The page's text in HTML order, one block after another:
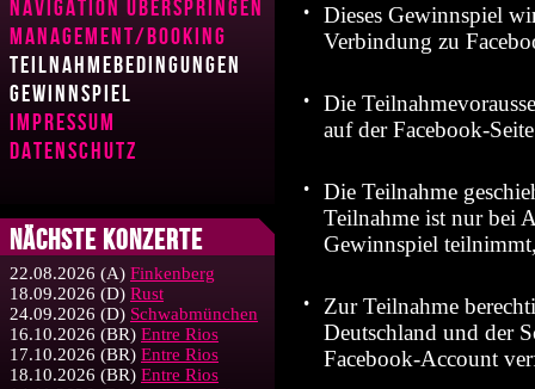
Navigation überspringen
Management/Booking
Teilnahmebedingungen
Gewinnspiel
Impressum
Datenschutz
Nächste Konzerte
22.08.2026 (A) Finkenberg
18.09.2026 (D) Rust
24.09.2026 (D) Schwabmünchen
16.10.2026 (BR) Entre Rios
17.10.2026 (BR) Entre Rios
18.10.2026 (BR) Entre Rios
•
Dieses Gewinnspiel
Verbindung zu
•
Die
auf der Facebook-
•
Die Teilnahme
Teilnahme ist nur bei
Gewinnspiel
•
Zur Teilnahme
Deutschland und der
Facebook-Account